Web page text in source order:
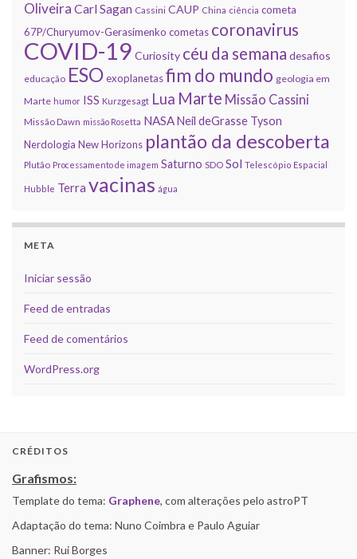
Oliveira Carl Sagan Cassini CAUP China ciência cometa
67P/Churyumov-Gerasimenko cometas coronavirus
COVID-19 Curiosity céu da semana desafios
educação ESOexoplanetasfim do mundo geologia em
Marte humor ISS Kurzgesagt Lua Marte Missão Cassini
Missão Dawn missão Rosetta NASANeil deGrasse Tyson
Nerdologia New Horizons plantão da descoberta
Plutão Processamento de imagem Saturno SDO Sol Telescópio Espacial
Hubble Terra vacinas água
META
Iniciar sessão
Feed de entradas
Feed de comentários
WordPress.org
CRÉDITOS
Grafismos:
Template do tema: Graphene, com alterações pelo astroPT
Adaptação do tema: Nuno Coimbra e Paulo Aguiar
Banner: Rui Borges